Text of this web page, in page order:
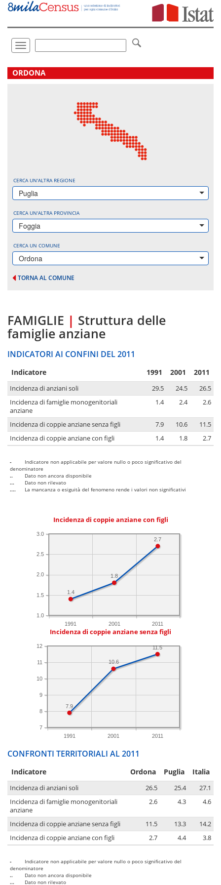
Vai
direttamente
Toggle
navigation
.
ORDONA
CERCA UN'ALTRA REGIONE
Puglia
CERCA UN'ALTRA PROVINCIA
Foggia
CERCA UN COMUNE
Ordona
TORNA AL COMUNE
FAMIGLIE | Struttura delle
famiglie anziane
INDICATORI AI CONFINI DEL 2011
Indicatore 1991 2001 2011
Incidenza di anziani soli 29.5 24.5
26.5
Incidenza di famiglie monogenitoriali
anziane
1.4 2.4 2.6
Incidenza di coppie anziane senza figli 7.9 10.6
11.5
Incidenza di coppie anziane con figli
1.4 1.8 2.7
-
Indicatore non applicabile per valore nullo o poco significativo del
denominatore
..
Dato non ancora disponibile
...
Dato non rilevato
....
La mancanza o esiguità del fenomeno rende i valori non significativi
Incidenza di coppie anziane con figli
1991 2001 2011
1.0
1.5
2.0
2.5
3.0
2.7
1.8
1.4
Incidenza di coppie anziane senza figli
1991 2001 2011
7
8
9
10
11
12 11.5
10.6
7.9
CONFRONTI TERRITORIALI AL 2011
Indicatore Ordona Puglia Italia
Incidenza di anziani soli 26.5 25.4
27.1
Incidenza di famiglie monogenitoriali
anziane
2.6 4.3 4.6
Incidenza di coppie anziane senza figli 11.5 13.3
14.2
Incidenza di coppie anziane con figli
2.7 4.4 3.8
-
Indicatore non applicabile per valore nullo o poco significativo del
denominatore
..
Dato non ancora disponibile
...
Dato non rilevato